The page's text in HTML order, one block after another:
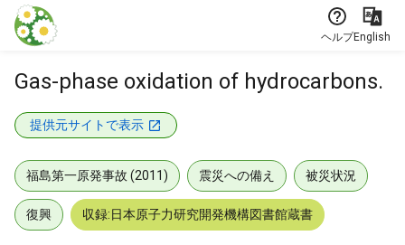
本文に飛ぶ
ヘルプEnglish
Gas-phase oxidation of hydrocarbons.
提供元サイトで表示
福島第一原発事故 (2011) 震災への備え 被災状況
復興 収録:日本原子力研究開発機構図書館蔵書